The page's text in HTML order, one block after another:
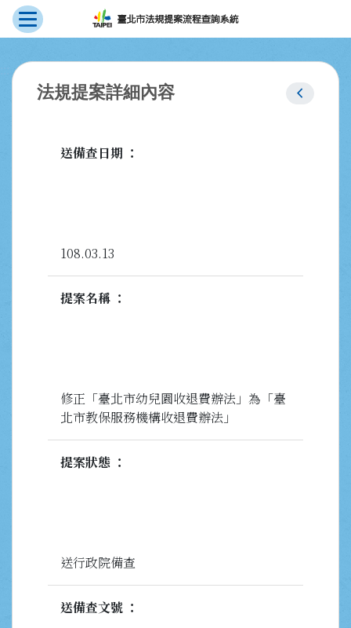
跳到主要內容
展開選單
法規提案詳細內容 chevron_left
送備查日期
108.03.13
提案名稱
修正「臺北市幼兒園收退費辦法」為「臺
北市教保服務機構收退費辦法」
提案狀態
送行政院備查
送備查文號